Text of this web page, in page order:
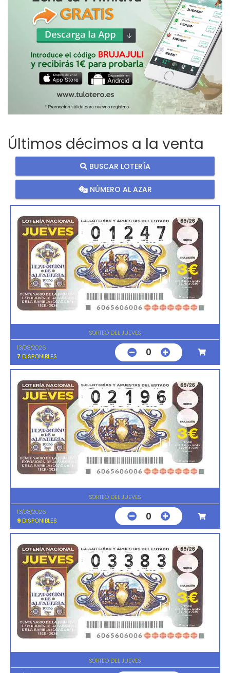
Últimos décimos a la venta
BUSCAR LOTERÍA
NÚMERO AL AZAR
SORTEO DEL JUEVES
13/08/2026
7 DISPONIBLES 0
SORTEO DEL JUEVES
13/08/2026
9 DISPONIBLES 0
SORTEO DEL JUEVES